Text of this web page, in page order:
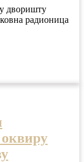
дворишту
радионица